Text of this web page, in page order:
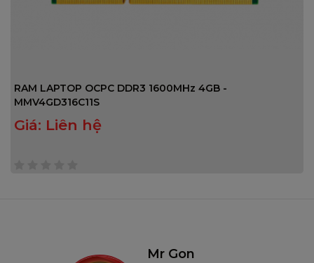
RAM LAPTOP OCPC DDR3 1600MHz 4GB -
MMV4GD316C11S
Giá: Liên hệ
Mr Thường